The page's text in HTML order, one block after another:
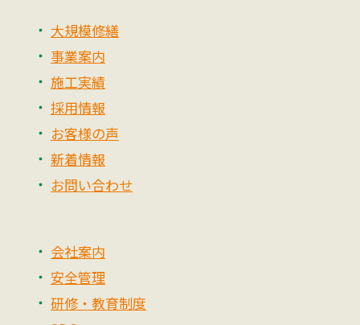
大規模修繕
事業案内
施工実績
採用情報
お客様の声
新着情報
お問い合わせ
会社案内
安全管理
研修・教育制度